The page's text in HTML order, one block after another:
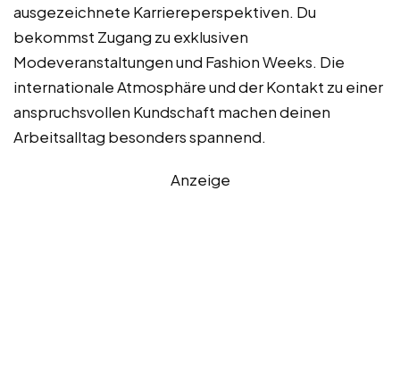
ausgezeichnete Karriereperspektiven. Du
bekommst Zugang zu exklusiven
Modeveranstaltungen und Fashion Weeks. Die
internationale Atmosphäre und der Kontakt zu einer
anspruchsvollen Kundschaft machen deinen
Arbeitsalltag besonders spannend.
Anzeige